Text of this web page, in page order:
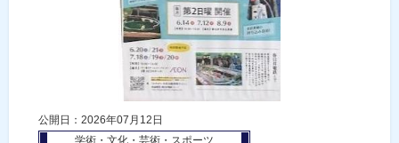
公開日：2026年07月12日